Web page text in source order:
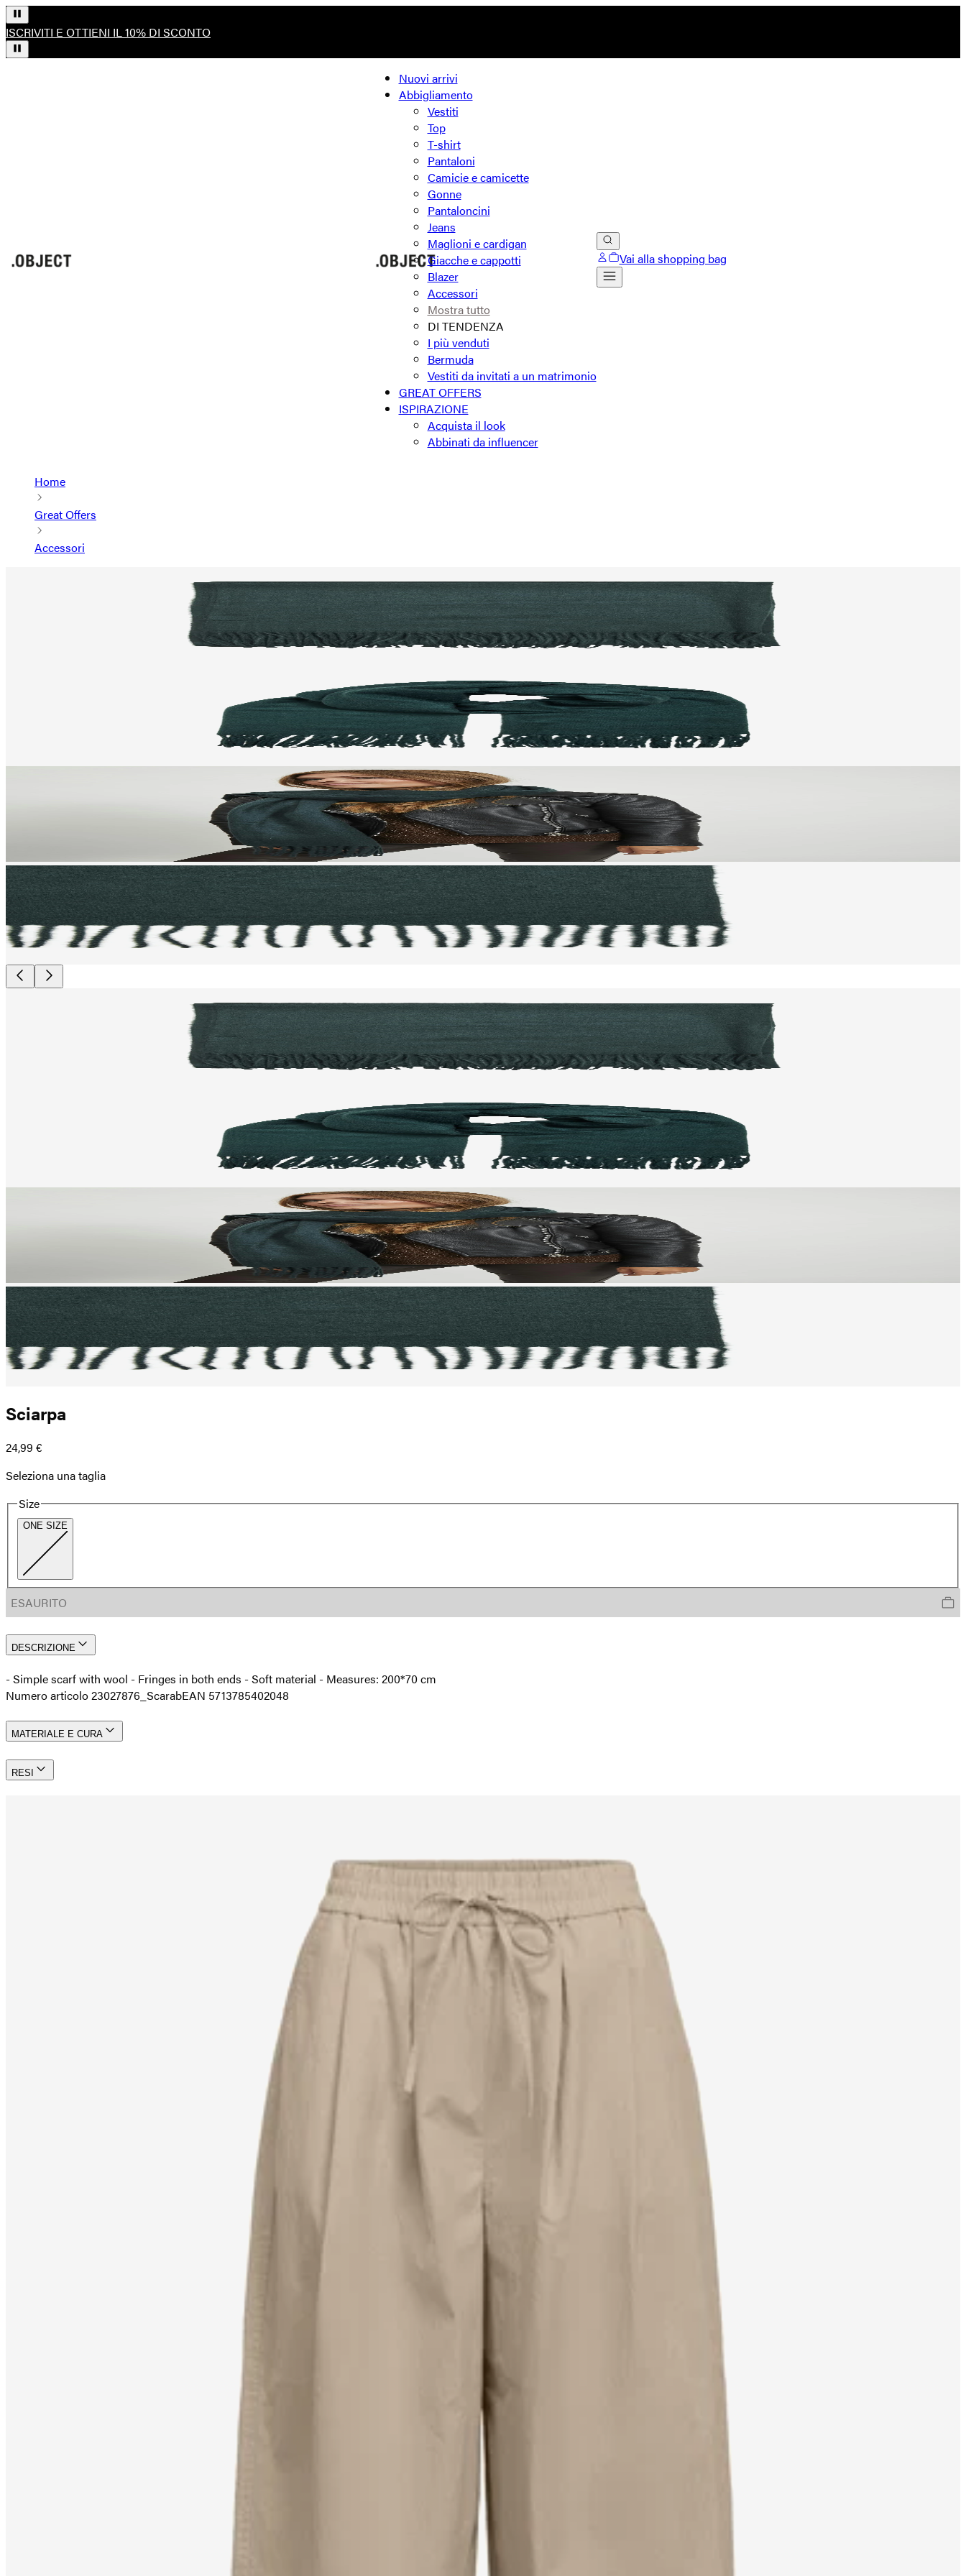
ISCRIVITI E OTTIENI IL 10% DI SCONTO
Nuovi arrivi
Abbigliamento
Vestiti
Top
T-shirt
Pantaloni
Camicie e camicette
Gonne
Pantaloncini
Jeans
Maglioni e cardigan
Giacche e cappotti
Blazer
Accessori
Mostra tutto
DI TENDENZA
I più venduti
Bermuda
Vestiti da invitati a un matrimonio
GREAT OFFERS
ISPIRAZIONE
Acquista il look
Abbinati da influencer
Vai alla shopping bag
Home
Great Offers
Accessori
Sciarpa
24,99 €
Seleziona una taglia
Size
ONE SIZE
ESAURITO
DESCRIZIONE
- Simple scarf with wool - Fringes in both ends - Soft material - Measures: 200*70 cm
Numero articolo 23027876_ScarabEAN 5713785402048
MATERIALE E CURA
RESI